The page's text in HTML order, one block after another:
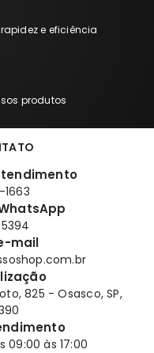
e eficiência
produtos
mail
825 - Osasco, SP,
09:00 às 17:00